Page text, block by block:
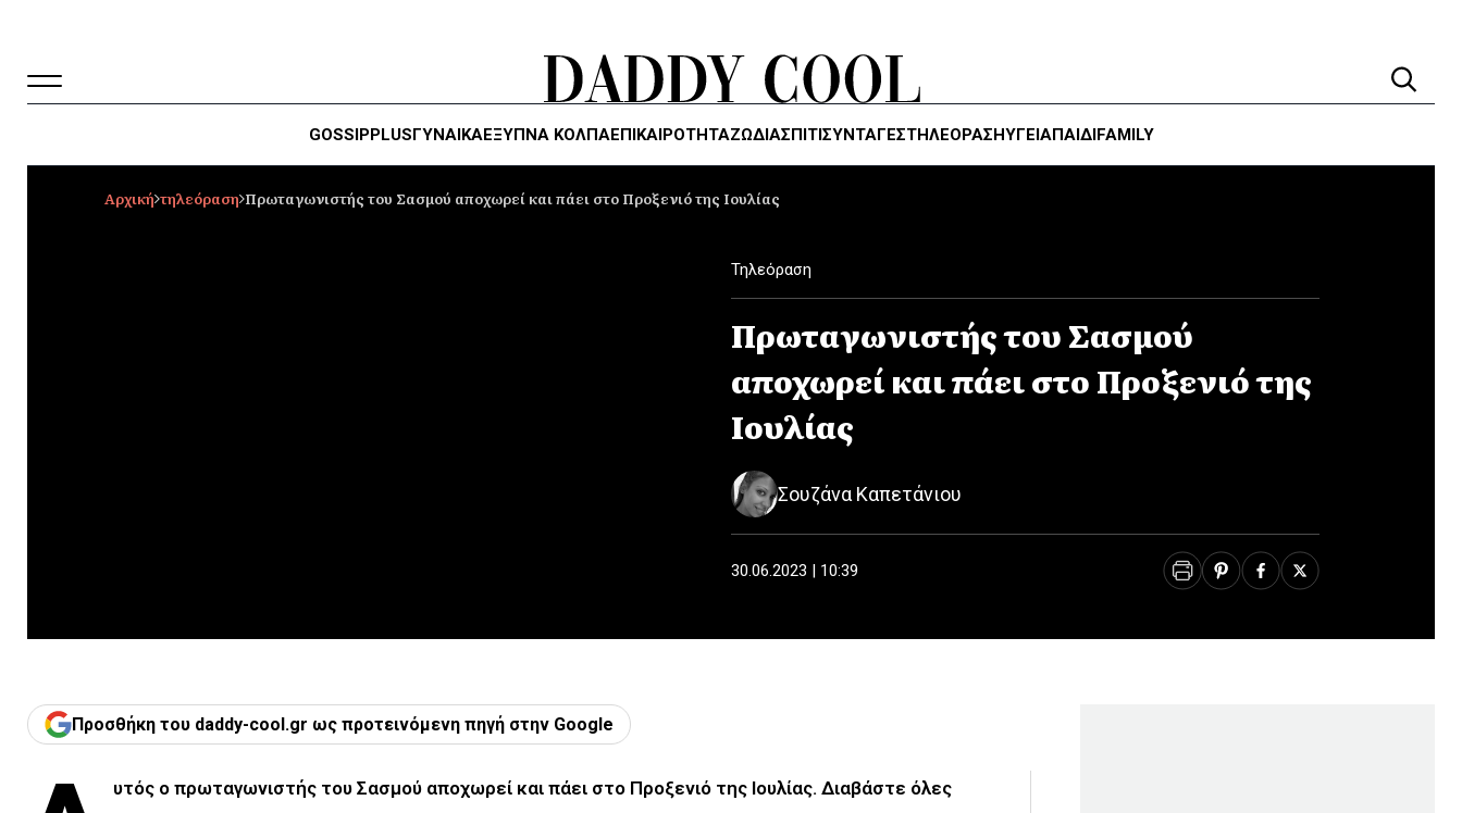
GOSSIPPLUSΓΥΝΑΙΚΑΈΞΥΠΝΑ ΚΌΛΠΑΕΠΙΚΑΙΡΟΤΗΤΑΖΏΔΙΑΣΠΙΤΙΣΥΝΤΑΓΕΣΤΗΛΕΌΡΑΣΗΥΓΕΊΑΠΑΙΔΙFAMILY
Αρχική τηλεόραση Πρωταγωνιστής του Σασμού αποχωρεί και πάει στο Προξενιό της Ιουλίας
Τηλεόραση
Πρωταγωνιστής του Σασμού
αποχωρεί και πάει στο Προξενιό της
Ιουλίας
Σουζάνα Καπετάνιου
30.06.2023 | 10:39
Προσθήκη του daddy-cool.gr ως προτεινόμενη πηγή στην Google
υτός ο πρωταγωνιστής του Σασμού αποχωρεί και πάει στο Προξενιό της Ιουλίας. Διαβάστε όλες